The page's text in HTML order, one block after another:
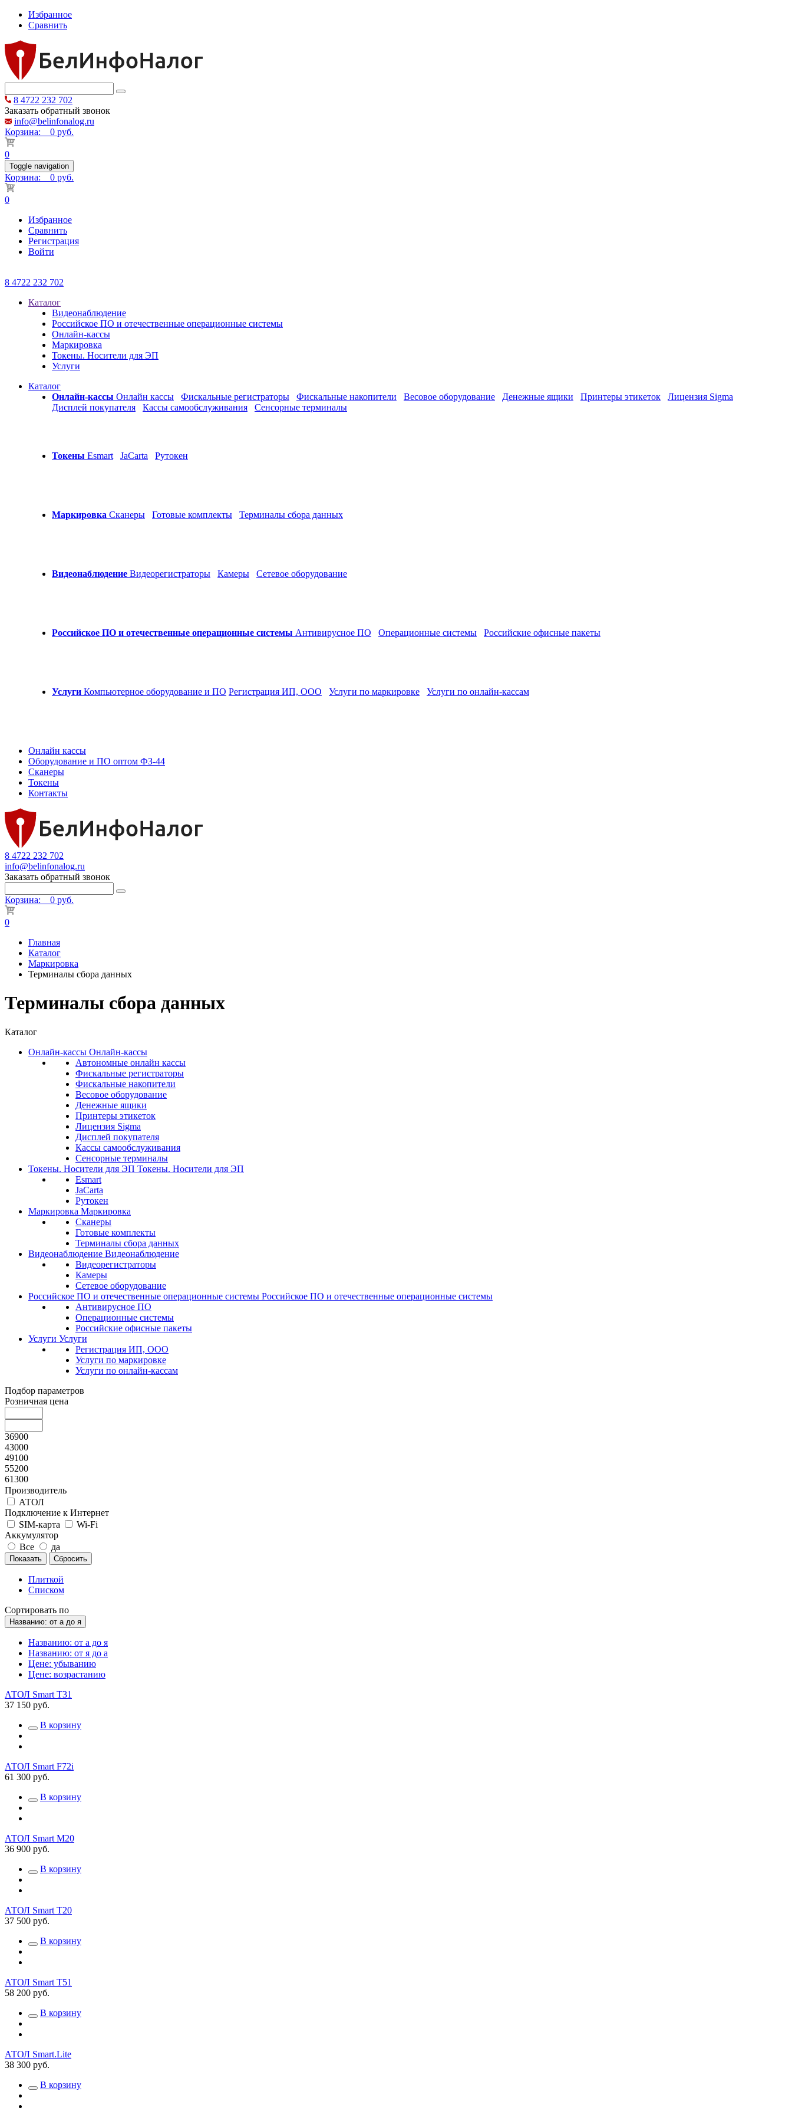
Избранное
Сравнить
8 4722 232 702
Заказать обратный звонок
info@belinfonalog.ru
Корзина:
0 руб.
0
Toggle navigation
Корзина: 0 руб.
0
Избранное
Сравнить
Регистрация
Войти
8 4722 232 702
Каталог
Видеонаблюдение
Российское ПО и отечественные операционные системы
Онлайн-кассы
Маркировка
Токены. Носители для ЭП
Услуги
Каталог
Онлайн-кассы Онлайн кассы Фискальные регистраторы Фискальные накопители Весовое оборудование Денежные ящики Принтеры этикеток
Лицензия Sigma
Дисплей покупателя
Кассы самообслуживания Сенсорные терминалы
Токены Esmart JaCarta Рутокен
Маркировка Сканеры Готовые комплекты Терминалы сбора данных
Видеонаблюдение Видеорегистраторы Камеры Сетевое оборудование
Российское ПО и отечественные операционные системы Антивирусное ПО Операционные системы Российские офисные пакеты
Услуги Компьютерное оборудование и ПО Регистрация ИП, ООО Услуги по маркировке Услуги по онлайн-кассам
Онлайн кассы
Оборудование и ПО оптом ФЗ-44
Сканеры
Токены
Контакты
8 4722 232 702
info@belinfonalog.ru
Заказать обратный звонок
Корзина: 0 руб.
0
Главная
Каталог
Маркировка
Терминалы сбора данных
Терминалы сбора данных
Каталог
Онлайн-кассы Онлайн-кассы
Автономные онлайн кассы
Фискальные регистраторы
Фискальные накопители
Весовое оборудование
Денежные ящики
Принтеры этикеток
Лицензия Sigma
Дисплей покупателя
Кассы самообслуживания
Сенсорные терминалы
Токены. Носители для ЭП Токены. Носители для ЭП
Esmart
JaCarta
Рутокен
Маркировка Маркировка
Сканеры
Готовые комплекты
Терминалы сбора данных
Видеонаблюдение Видеонаблюдение
Видеорегистраторы
Камеры
Сетевое оборудование
Российское ПО и отечественные операционные системы Российское ПО и отечественные операционные системы
Антивирусное ПО
Операционные системы
Российские офисные пакеты
Услуги Услуги
Регистрация ИП, ООО
Услуги по маркировке
Услуги по онлайн-кассам
Подбор параметров
Розничная цена
36900
43000
49100
55200
61300
Производитель
АТОЛ
Подключение к Интернет
SIM-карта
Wi-Fi
Аккумулятор
Все
да
Плиткой
Списком
Сортировать по
Названию: от а до я
Названию: от а до я
Названию: от я до а
Цене: убыванию
Цене: возрастанию
АТОЛ Smart T31
37 150 руб.
В корзину
АТОЛ Smart F72i
61 300 руб.
В корзину
АТОЛ Smart M20
36 900 руб.
В корзину
АТОЛ Smart T20
37 500 руб.
В корзину
АТОЛ Smart T51
58 200 руб.
В корзину
АТОЛ Smart.Lite
38 300 руб.
В корзину